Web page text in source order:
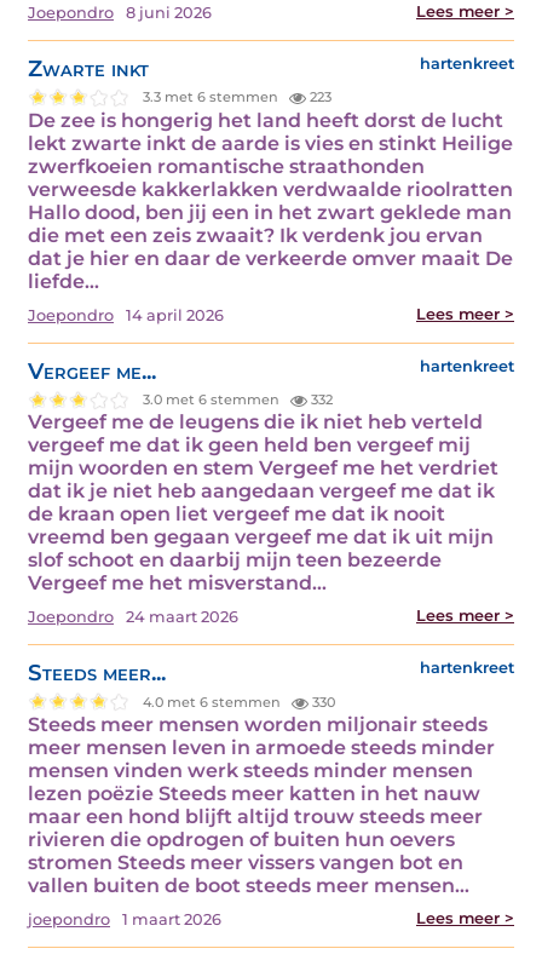
Joepondro 8 juni 2026 Lees meer >
Zwarte inkt hartenkreet
3.3 met 6 stemmen 223
De zee is hongerig het land heeft dorst de lucht
lekt zwarte inkt de aarde is vies en stinkt Heilige
zwerfkoeien romantische straathonden
verweesde kakkerlakken verdwaalde rioolratten
Hallo dood, ben jij een in het zwart geklede man
die met een zeis zwaait? Ik verdenk jou ervan
dat je hier en daar de verkeerde omver maait De
liefde…
Joepondro 14 april 2026 Lees meer >
Vergeef me... hartenkreet
3.0 met 6 stemmen 332
Vergeef me de leugens die ik niet heb verteld
vergeef me dat ik geen held ben vergeef mij
mijn woorden en stem Vergeef me het verdriet
dat ik je niet heb aangedaan vergeef me dat ik
de kraan open liet vergeef me dat ik nooit
vreemd ben gegaan vergeef me dat ik uit mijn
slof schoot en daarbij mijn teen bezeerde
Vergeef me het misverstand…
Joepondro 24 maart 2026 Lees meer >
Steeds meer... hartenkreet
4.0 met 6 stemmen 330
Steeds meer mensen worden miljonair steeds
meer mensen leven in armoede steeds minder
mensen vinden werk steeds minder mensen
lezen poëzie Steeds meer katten in het nauw
maar een hond blijft altijd trouw steeds meer
rivieren die opdrogen of buiten hun oevers
stromen Steeds meer vissers vangen bot en
vallen buiten de boot steeds meer mensen…
joepondro 1 maart 2026 Lees meer >